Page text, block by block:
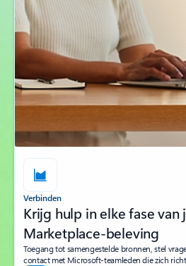
Verbinden
Krijg hulp in elke fase
Marketplace-beleving
Toegang tot samengestelde bronnen, stel
contact met Microsoft-teamleden die zich